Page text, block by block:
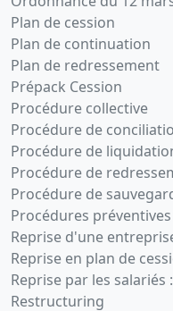
Plan de cession
Plan de continuation
Plan de redressement
Prépack Cession
Procédure collective
Procédure de
Procédure de
Procédure de
Procédure de
Procédures préventives
Reprise d'une
Reprise en plan de
Reprise par les salariés
Restructuring